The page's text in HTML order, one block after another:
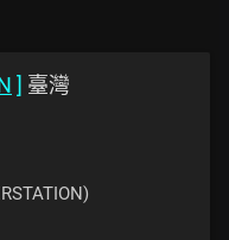
] 臺灣